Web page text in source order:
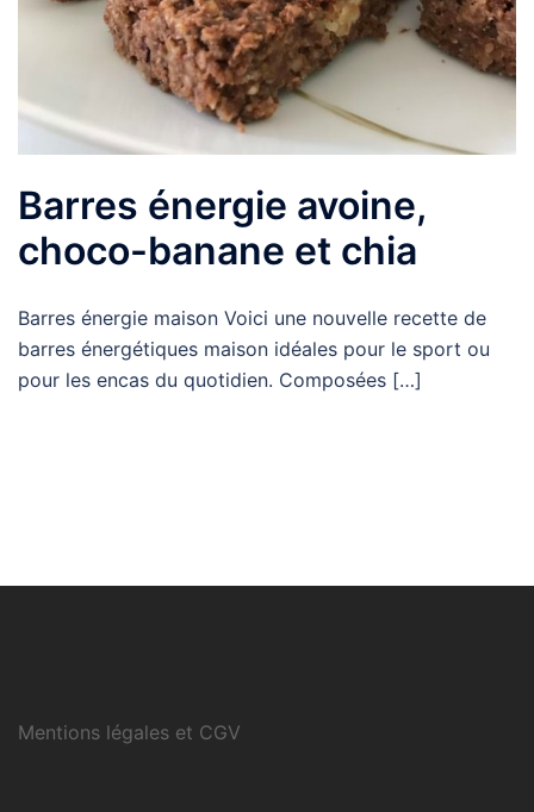
Barres énergie avoine,
choco-banane et chia
Barres énergie maison Voici une nouvelle recette de
barres énergétiques maison idéales pour le sport ou
pour les encas du quotidien. Composées […]
Mentions légales et CGV